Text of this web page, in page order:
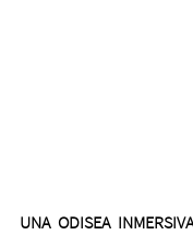
UNA ODISEA